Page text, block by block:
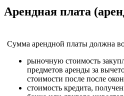
Арендная плата
Сумма арендной платы должна
рыночную стоимость
предметов аренды за
стоимости после после
стоимость кредита,